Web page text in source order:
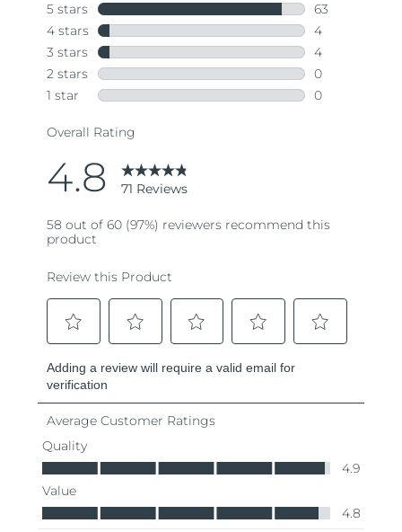
Same
page
link.